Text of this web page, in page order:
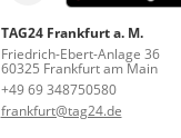
TAG24 Frankfurt a. M.
Friedrich-Ebert-Anlage 36
60325 Frankfurt am Main
+49 69 348750580
frankfurt@tag24.de